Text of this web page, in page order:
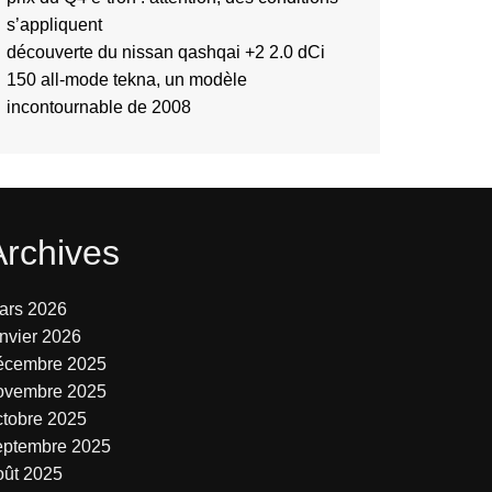
s’appliquent
découverte du nissan qashqai +2 2.0 dCi
150 all-mode tekna, un modèle
incontournable de 2008
2026
2026
2025
2025
2025
2025
2025